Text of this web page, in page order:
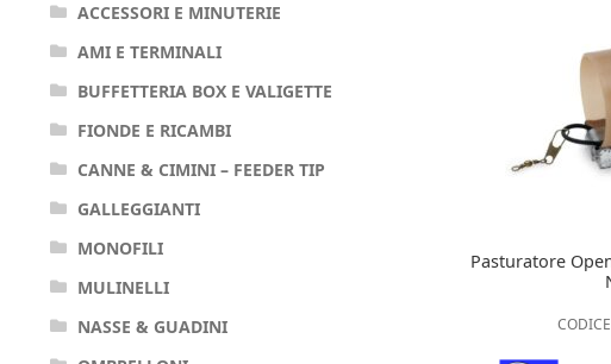
Pasturatore
ACCESSORI E MINUTERIE
AMI E TERMINALI
BUFFETTERIA BOX E VALIGETTE
FIONDE E RICAMBI
CANNE & CIMINI – FEEDER TIP
GALLEGGIANTI
MONOFILI
MULINELLI
NASSE & GUADINI